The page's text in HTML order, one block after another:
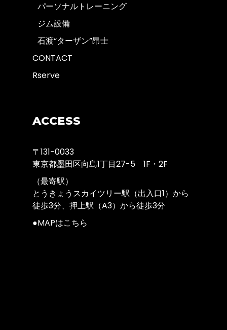
パーソナルトレーニング
ジム設備
石渡“ターザン”昂士
CONTACT
Rserve
ACCESS
〒131-0033
東京都墨田区向島1丁目27-5 1F・2F
（最寄駅）
とうきょうスカイツリー駅（出入口1）から
徒歩3分、押上駅（A3）から徒歩3分
●MAPはこちら